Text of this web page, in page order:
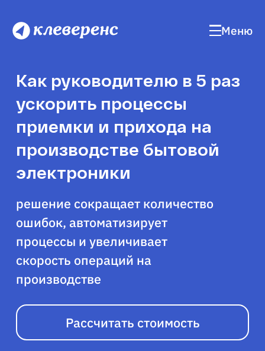
Меню
Как руководителю в 5 раз
ускорить процессы
приемки и прихода на
производстве бытовой
электроники
решение сокращает количество
ошибок, автоматизирует
процессы и увеличивает
скорость операций на
производстве
Рассчитать стоимость